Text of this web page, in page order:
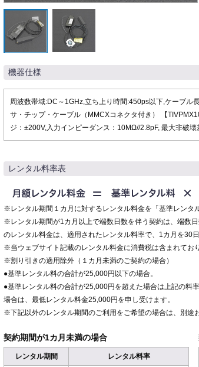
機器仕様
周波数帯域:DC～1GHz,立ち上り時間:450ps以下,ケーブ
サ・チップ・ケーブル（MMCXコネクタ付き） 【
ジ：±200V,入力インピーダンス：10MΩ//2.8pF, 最大非破
レンタル料率表
※レンタル期間１カ月に対するレンタル料金を「基準レンタ
※レンタル期間が1カ月以上で端数日数を伴う契約は、端数
のレンタル料金は、適用されたレンタル料率で、1カ月を30
※当ウェブサイト記載のレンタル料金に消費税は含まれてお
※割り引きの適用除外（１カ月未満のご契約の場合）
●基準レンタル料の合計が25,000円以下の場合。
●基準レンタル料の合計が25,000円を超えた場合は上記の料
場合は、最低レンタル料金25,000円を申し受けます。
※下記以外のレンタル期間のご利用をご希望の場合は、別途
契約期間が1カ月未満の場合
レンタル期間 レンタル料率